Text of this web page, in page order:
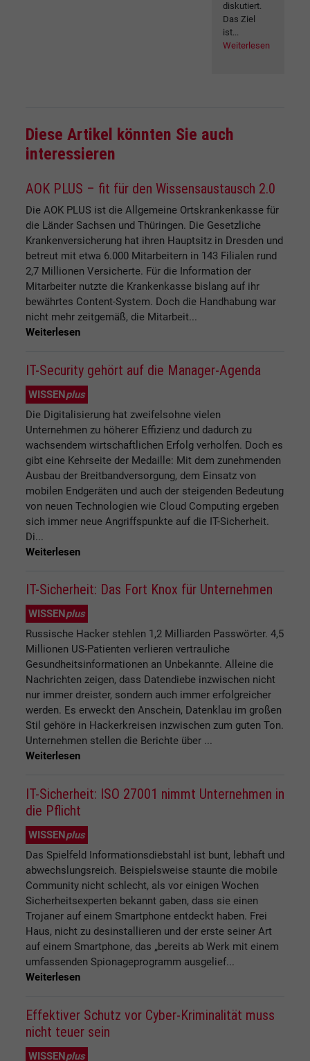
diskutiert.
Das Ziel
ist...
Weiterlesen
Diese Artikel könnten Sie auch
interessieren
AOK PLUS – fit für den Wissensaustausch 2.0
Die AOK PLUS ist die Allgemeine Ortskrankenkasse für
die Länder Sachsen und Thüringen. Die Gesetzliche
Krankenversicherung hat ihren Hauptsitz in Dresden und
betreut mit etwa 6.000 Mitarbeitern in 143 Filialen rund
2,7 Millionen Versicherte. Für die Information der
Mitarbeiter nutzte die Krankenkasse bislang auf ihr
bewährtes Content-System. Doch die Handhabung war
nicht mehr zeitgemäß, die Mitarbeit...
Weiterlesen
IT-Security gehört auf die Manager-Agenda
WISSENplus
Die Digitalisierung hat zweifelsohne vielen
Unternehmen zu höherer Effizienz und dadurch zu
wachsendem wirtschaftlichen Erfolg verholfen. Doch es
gibt eine Kehrseite der Medaille: Mit dem zunehmenden
Ausbau der Breitbandversorgung, dem Einsatz von
mobilen Endgeräten und auch der steigenden Bedeutung
von neuen Technologien wie Cloud Computing ergeben
sich immer neue Angriffspunkte auf die IT-Sicherheit.
Di...
Weiterlesen
IT-Sicherheit: Das Fort Knox für Unternehmen
WISSEN plus
Russische Hacker stehlen 1,2 Milliarden Passwörter. 4,5
Millionen US-Patienten verlieren vertrauliche
Gesundheitsinformationen an Unbekannte. Alleine die
Nachrichten zeigen, dass Datendiebe inzwischen nicht
nur immer dreister, sondern auch immer erfolgreicher
werden. Es erweckt den Anschein, Datenklau im großen
Stil gehöre in Hackerkreisen inzwischen zum guten Ton.
Unternehmen stellen die Berichte über ...
Weiterlesen
IT-Sicherheit: ISO 27001 nimmt Unternehmen in
die Pflicht
WISSENplus
Das Spielfeld Informationsdiebstahl ist bunt, lebhaft und
abwechslungsreich. Beispielsweise staunte die mobile
Community nicht schlecht, als vor einigen Wochen
Sicherheitsexperten bekannt gaben, dass sie einen
Trojaner auf einem Smartphone entdeckt haben. Frei
Haus, nicht zu desinstallieren und der erste seiner Art
auf einem Smartphone, das „bereits ab Werk mit einem
umfassenden Spionageprogramm ausgelief...
Weiterlesen
Effektiver Schutz vor Cyber-Kriminalität muss
nicht teuer sein
WISSENplus